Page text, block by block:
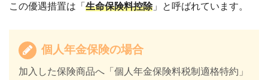
この優遇措置は「 生命保険料控除」と呼ばれています。
個人年金保険の場合
加入した保険商品へ「個人年金保険料税制適格特約」